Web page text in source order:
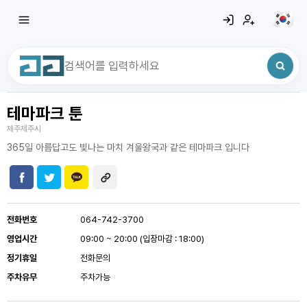
최근 검색어
테마파크 툰
제주제주시
365일 아름답고도 빛나는 마치 겨울왕국과 같은 테마파크 입니다
전화번호
064-742-3700
영업시간
09:00 ~ 20:00 (입장마감 : 18:00)
정기휴일
전화문의
주차유무
주차가능